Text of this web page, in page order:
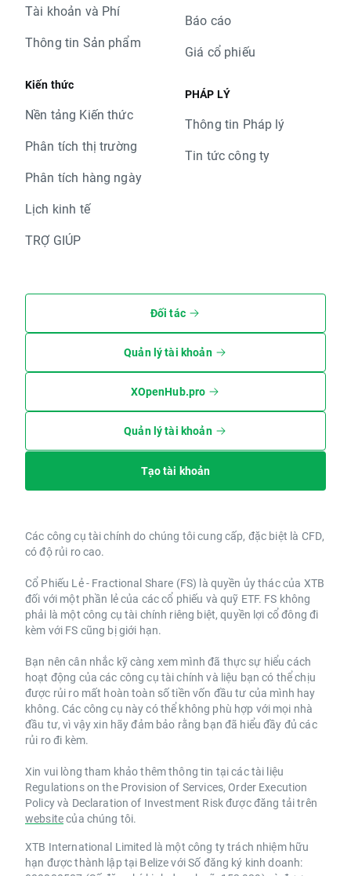
Tài khoản và Phí
Thông tin Sản phẩm
Kiến thức
Nền tảng Kiến thức
Phân tích thị trường
Phân tích hàng ngày
Lịch kinh tế
TRỢ GIÚP
Báo cáo
Giá cổ phiếu
PHÁP LÝ
Thông tin Pháp lý
Tin tức công ty
Đối tác
Quản lý tài khoản
XOpenHub.pro
Quản lý tài khoản
Tạo tài khoản
Các công cụ tài chính do chúng tôi cung cấp, đặc biệt là CFD,
có độ rủi ro cao.
Cổ Phiếu Lẻ - Fractional Share (FS) là quyền ủy thác của XTB
đối với một phần lẻ của các cổ phiếu và quỹ ETF. FS không
phải là một công cụ tài chính riêng biệt, quyền lợi cổ đông đi
kèm với FS cũng bị giới hạn.
Bạn nên cân nhắc kỹ càng xem mình đã thực sự hiểu cách
hoạt động của các công cụ tài chính và liệu bạn có thể chịu
được rủi ro mất hoàn toàn số tiền vốn đầu tư của mình hay
không. Các công cụ này có thể không phù hợp với mọi nhà
đầu tư, vì vậy xin hãy đảm bảo rằng bạn đã hiểu đầy đủ các
rủi ro đi kèm.
Xin vui lòng tham khảo thêm thông tin tại các tài liệu
Regulations on the Provision of Services, Order Execution
Policy và Declaration of Investment Risk được đăng tải trên
websitecủa chúng tôi.
XTB International Limited là một công ty trách nhiệm hữu
hạn được thành lập tại Belize với Số đăng ký kinh doanh: